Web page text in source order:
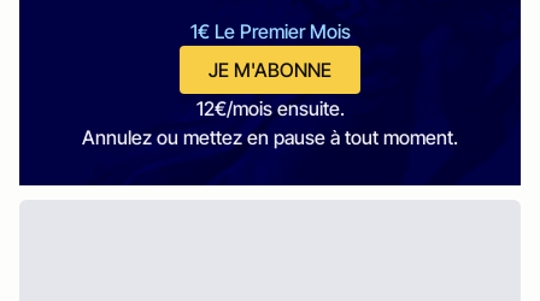
1€ Le Premier Mois
JE M'ABONNE
12€/mois ensuite.
Annulez ou mettez en pause à tout moment.